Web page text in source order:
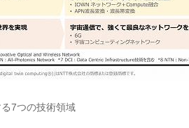
7つの技術領域